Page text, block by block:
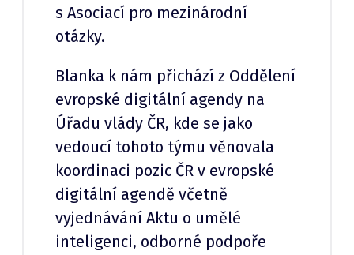
s Asociací pro mezinárodní
otázky.
Blanka k nám přichází z Oddělení
evropské digitální agendy na
Úřadu vlády ČR, kde se jako
vedoucí tohoto týmu věnovala
koordinaci pozic ČR v evropské
digitální agendě včetně
vyjednávání Aktu o umělé
inteligenci, odborné podpoře